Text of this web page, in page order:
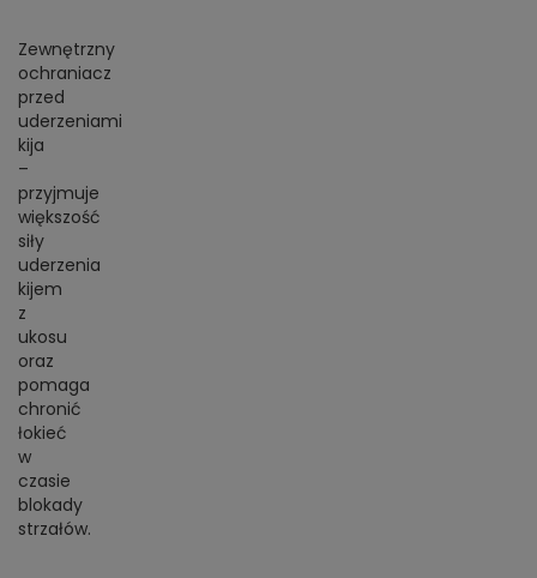
Zewnętrzny
ochraniacz
przed
uderzeniami
kija
–
przyjmuje
większość
siły
uderzenia
kijem
z
ukosu
oraz
pomaga
chronić
łokieć
w
czasie
blokady
strzałów.